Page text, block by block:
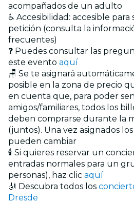
acompañados de un adulto
♿ Accesibilidad: accesible
petición (consulta la
frecuentes)
❓ Puedes consultar las
este evento aquí
🪑 Se te asignará
posible en la zona de precio
en cuenta que, para poder
amigos/familiares, todos los
deben comprarse durante la
(juntos). Una vez asignados
pueden cambiar
🕯️ Si quieres reservar un
entradas normales para un
personas), haz clic aquí
🎻 Descubra todos los
Dresde